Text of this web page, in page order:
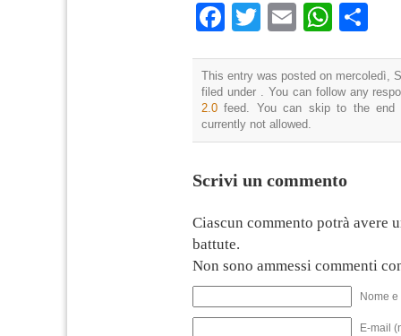
Facebook
TwitterEmail
This entry was posted on mercoledì,
filed under . You can follow any
2.0 feed. You can skip to the end
currently not allowed.
Scrivi un commento
Ciascun commento potrà avere
battute.
Non sono ammessi commenti
Nome
E-mail